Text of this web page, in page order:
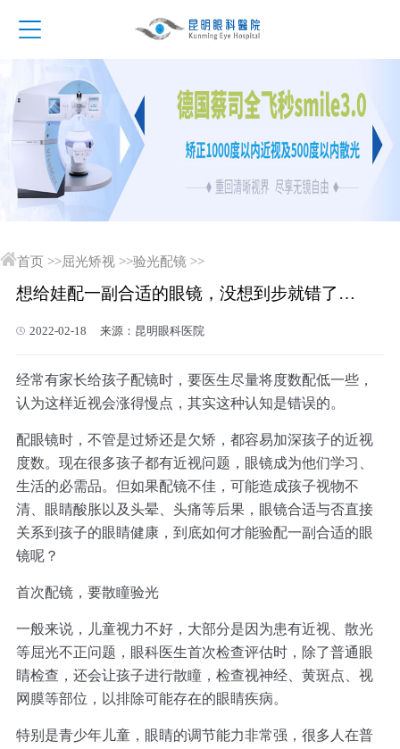
首页 >>屈光矫视 >>验光配镜 >>
想给娃配一副合适的眼镜，没想到步就错了…
2022-02-18 来源：昆明眼科医院
经常有家长给孩子配镜时，要医生尽量将度数配低一些，
认为这样近视会涨得慢点，其实这种认知是错误的。
配眼镜时，不管是过矫还是欠矫，都容易加深孩子的近视
度数。现在很多孩子都有近视问题，眼镜成为他们学习、
生活的必需品。但如果配镜不佳，可能造成孩子视物不
清、眼睛酸胀以及头晕、头痛等后果，眼镜合适与否直接
关系到孩子的眼睛健康，到底如何才能验配一副合适的眼
镜呢？
首次配镜，要散瞳验光
一般来说，儿童视力不好，大部分是因为患有近视、散光
等屈光不正问题，眼科医生首次检查评估时，除了普通眼
睛检查，还会让孩子进行散瞳，检查视神经、黄斑点、视
网膜等部位，以排除可能存在的眼睛疾病。
特别是青少年儿童，眼睛的调节能力非常强，很多人在普